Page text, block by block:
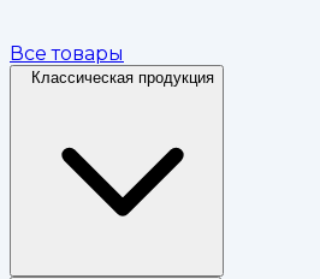
Все товары
Классическая продукция